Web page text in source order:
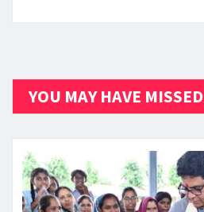
YOU MAY HAVE MISSED